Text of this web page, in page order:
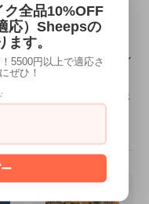
ですので、使用感があ
合がありますが、ヴィン
ければ幸いです。
な魅力をお楽しみくださ
全品10%OFF
応）Sheepsの
す。
5500円以上で適応さ
ぜひ！